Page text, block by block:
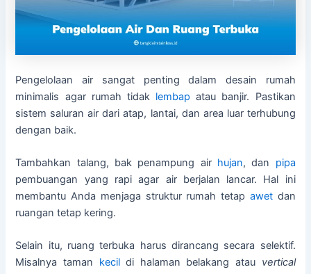
Pengelolaan air sangat penting dalam desain rumah
minimalis agar rumah tidak lembap atau banjir. Pastikan
sistem saluran air dari atap, lantai, dan area luar terhubung
dengan baik.
Tambahkan talang, bak penampung air hujan, dan pipa
pembuangan yang rapi agar air berjalan lancar. Hal ini
membantu Anda menjaga struktur rumah tetap awetdan
ruangan tetap kering.
Selain itu, ruang terbuka harus dirancang secara selektif.
Misalnya taman kecildi halaman belakang atau vertical